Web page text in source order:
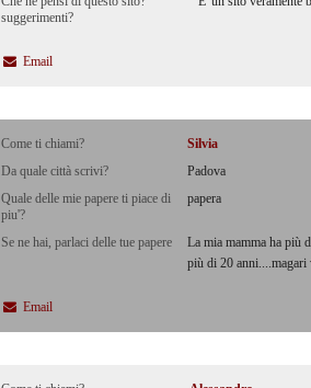
suggerimenti?
Email
Come ti chiami?
Silvia
Da quale città scrivi?
Padova
Quale delle mie papere ti piace di
piu'?
papera
Se ne hai, parlaci delle tue papere
La mia mamma ha più
più di 20
Email